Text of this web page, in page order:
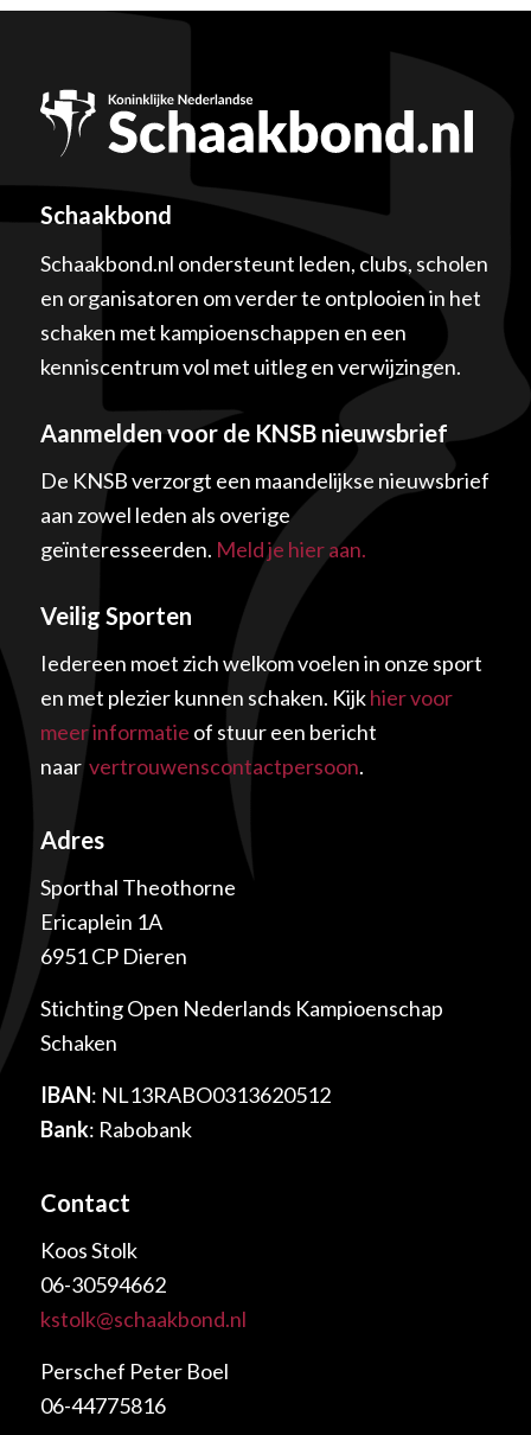
Schaakbond
Schaakbond.nl ondersteunt leden, clubs, scholen
en organisatoren om verder te ontplooien in het
schaken met kampioenschappen en een
kenniscentrum vol met uitleg en verwijzingen.
Aanmelden voor de KNSB nieuwsbrief
De KNSB verzorgt een maandelijkse nieuwsbrief
aan zowel leden als overige
geïnteresseerden. Meld je hier aan.
Veilig Sporten
Iedereen moet zich welkom voelen in onze sport
en met plezier kunnen schaken. Kijkhier voor
meer informatie of stuur een bericht
naarvertrouwenscontactpersoon.
Adres
Sporthal Theothorne
Ericaplein 1A
6951 CP Dieren
Stichting Open Nederlands Kampioenschap
Schaken
IBAN: NL13RABO0313620512
Bank: Rabobank
Contact
Koos Stolk
06-30594662
kstolk@schaakbond.nl
Perschef Peter Boel
06-44775816